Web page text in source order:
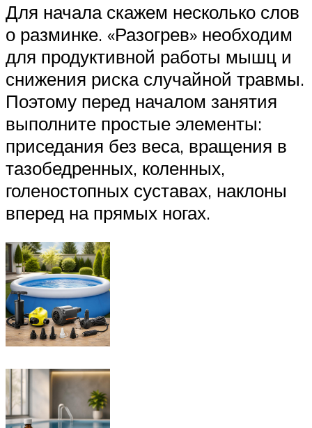
Для начала скажем несколько слов
о разминке. «Разогрев» необходим
для продуктивной работы мышц и
снижения риска случайной травмы.
Поэтому перед началом занятия
выполните простые элементы:
приседания без веса, вращения в
тазобедренных, коленных,
голеностопных суставах, наклоны
вперед на прямых ногах.